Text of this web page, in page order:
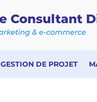
GESTION DE PROJET